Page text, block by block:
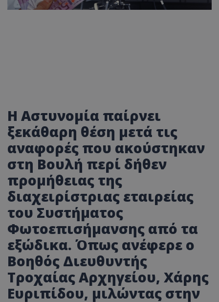
Η Αστυνομία παίρνει
ξεκάθαρη θέση μετά τις
αναφορές που ακούστηκαν
στη Βουλή περί δήθεν
προμήθειας της
διαχειρίστριας εταιρείας
του Συστήματος
Φωτοεπισήμανσης από τα
εξώδικα. Όπως ανέφερε ο
Βοηθός Διευθυντής
Τροχαίας Αρχηγείου, Χάρης
Ευριπίδου, μιλώντας στην